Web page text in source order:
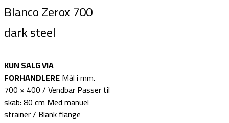
Blanco Zerox 700
dark steel
KUN SALG VIA
FORHANDLEREMål i mm.
700 × 400 / Vendbar Passer til
skab: 80 cm Med manuel
strainer / Blank flange